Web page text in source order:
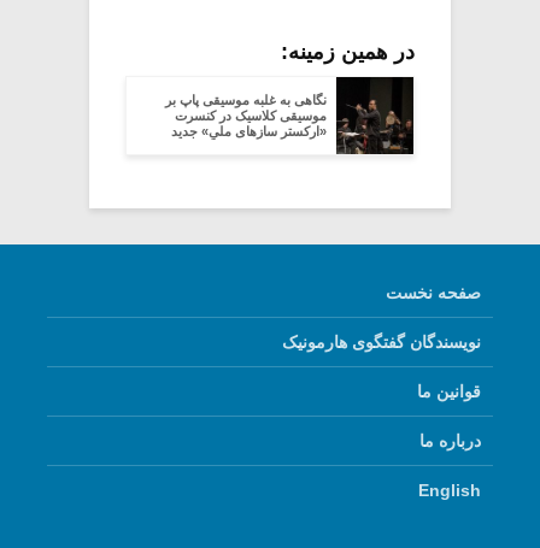
در همین زمینه:
نگاهی به غلبه موسیقی پاپ بر
موسیقی کلاسیک در کنسرت
«ارکستر سازهای ملیِ» جدید
صفحه نخست
نویسندگان گفتگوی هارمونیک
قوانین ما
درباره ما
English